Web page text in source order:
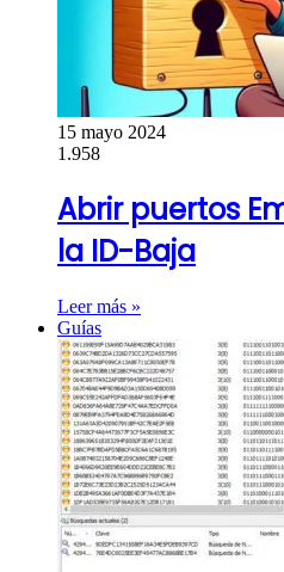
15 mayo 2024
1.958
Abrir puertos
la ID-Baja
Leer más »
Guías